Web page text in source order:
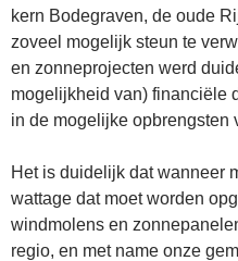
kern Bodegraven, de oude
zoveel mogelijk steun te
en zonneprojecten werd
mogelijkheid van) financiële
in de mogelijke opbrengsten
Het is duidelijk dat wanneer
wattage dat moet worden
windmolens en
regio, en met name onze